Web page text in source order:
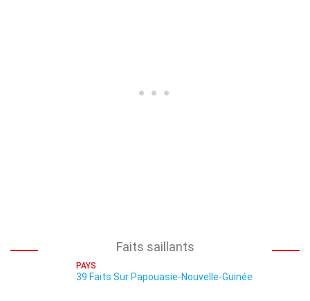
Faits saillants
PAYS
39 Faits Sur Papouasie-Nouvelle-Guinée